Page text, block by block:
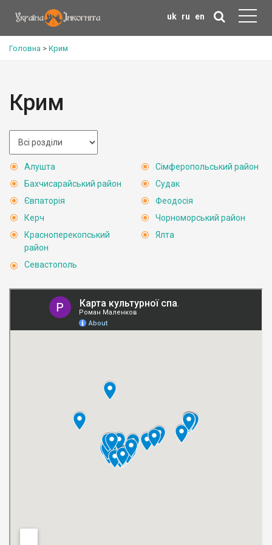
uk ru en
Головна > Крим
Крим
Алушта
Бахчисарайський район
Євпаторія
Керч
Красноперекопський
район
Севастополь
Сімферопольський район
Судак
Феодосія
Чорноморський район
Ялта